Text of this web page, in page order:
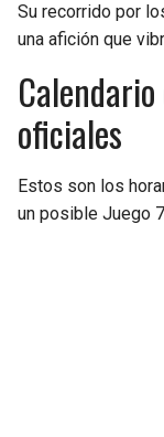
Su recorrido por
una afición que
oficiales
Estos son los
un posible Juego